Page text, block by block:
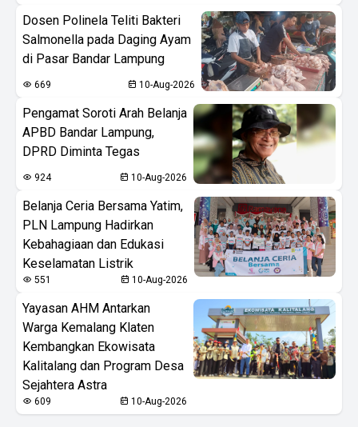
Dosen Polinela Teliti Bakteri
Salmonella pada Daging Ayam
di Pasar Bandar Lampung
669 10-Aug-2026
Pengamat Soroti Arah Belanja
APBD Bandar Lampung,
DPRD Diminta Tegas
924 10-Aug-2026
Belanja Ceria Bersama Yatim,
PLN Lampung Hadirkan
Kebahagiaan dan Edukasi
Keselamatan Listrik
551 10-Aug-2026
Yayasan AHM Antarkan
Warga Kemalang Klaten
Kembangkan Ekowisata
Kalitalang dan Program Desa
Sejahtera Astra
609 10-Aug-2026